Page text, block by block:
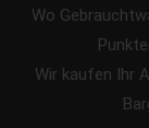
Wo
Wir kaufen Ihr